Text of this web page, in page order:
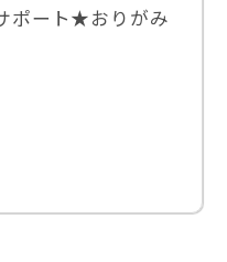
ポート★おりがみ